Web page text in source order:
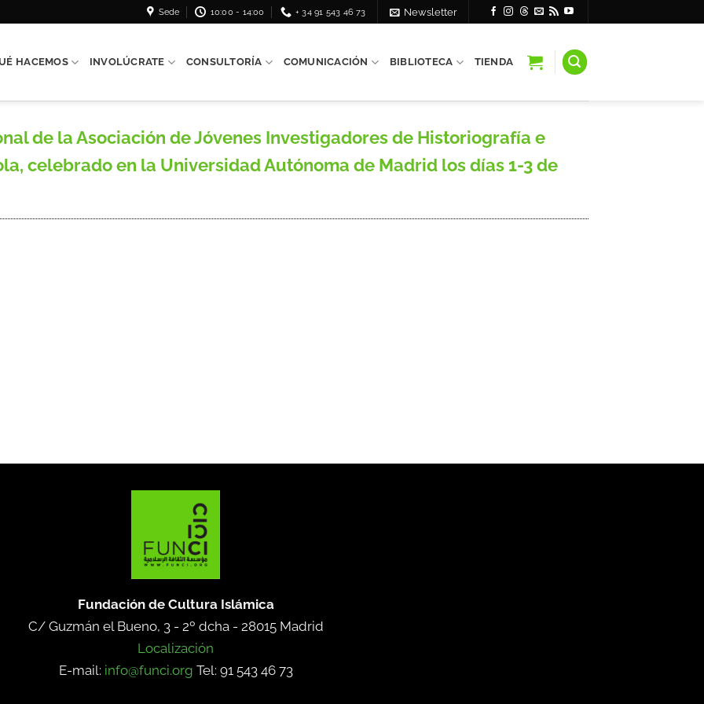
Sede 10:00 - 14:00 + 34 91 543 46 73 Newsletter
HACEMOS INVOLÚCRATE CONSULTORÍA COMUNICACIÓN BIBLIOTECA TIENDA
de la Asociación de Jóvenes Investigadores de Historiografía e
celebrado en la Universidad Autónoma de Madrid los días 1-3 de
Fundación de Cultura Islámica
C/ Guzmán el Bueno, 3 - 2º dcha - 28015 Madrid
Localización
E-mail: info@funci.org Tel: 91 543 46 73